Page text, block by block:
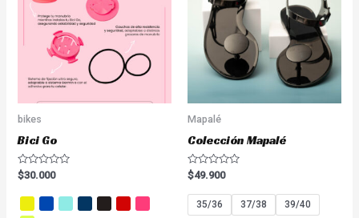
bikes
Bici Go
Valorado
en
5
$30.000
Mapalé
Colección Mapalé
Valorado
en
0
de
$49.900
35/36 37/38 39/40